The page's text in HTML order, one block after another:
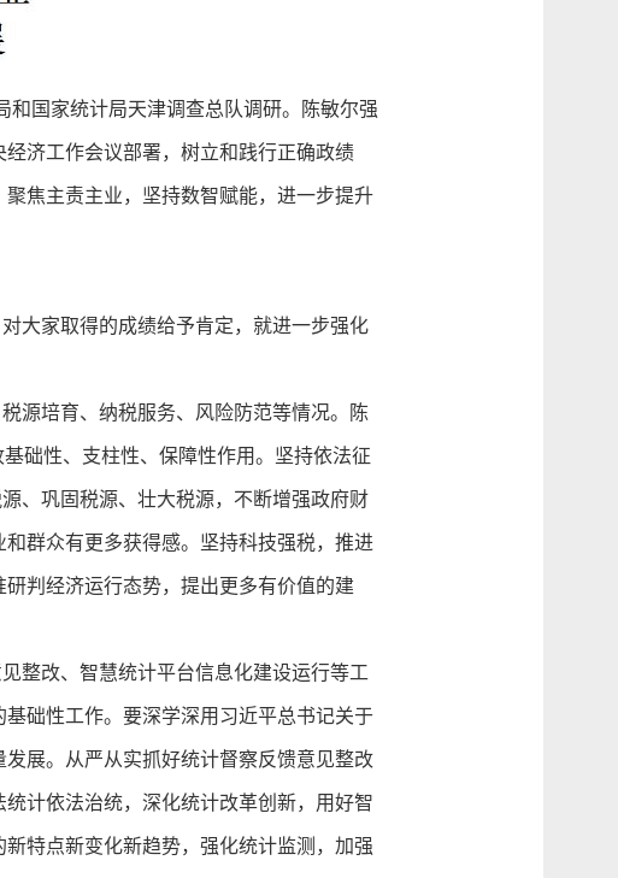
国家统计局天津调查总队调研。陈敏尔强
济工作会议部署，树立和践行正确政绩
焦主责主业，坚持数智赋能，进一步提升
大家取得的成绩给予肯定，就进一步强化
源培育、纳税服务、风险防范等情况。陈
础性、支柱性、保障性作用。坚持依法征
、巩固税源、壮大税源，不断增强政府财
群众有更多获得感。坚持科技强税，推进
判经济运行态势，提出更多有价值的建
整改、智慧统计平台信息化建设运行等工
础性工作。要深学深用习近平总书记关于
展。从严从实抓好统计督察反馈意见整改
计依法治统，深化统计改革创新，用好智
特点新变化新趋势，强化统计监测，加强